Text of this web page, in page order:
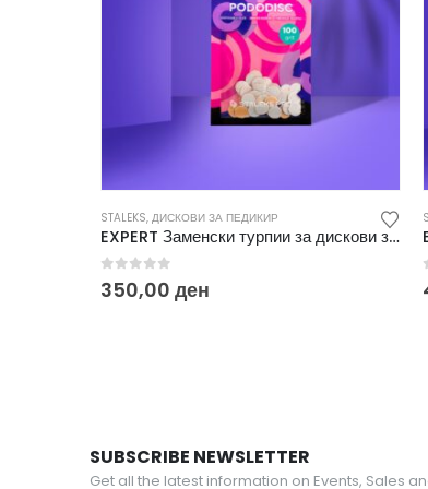
STALEKS, ДИСКОВИ ЗА ПЕДИКИР
EXPERT Заменски турпии за дискови за педикир XS 100 (50/1) PDF-10-100W
0 out of 5
350,00 ден
SUBSCRIBE NEWSLETTER
Get all the latest information on Events, Sales